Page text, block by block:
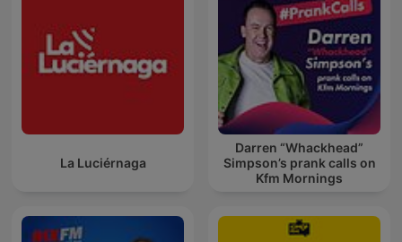
La Luciérnaga
Darren “Whackhead”
Simpson’s prank calls on
Kfm Mornings